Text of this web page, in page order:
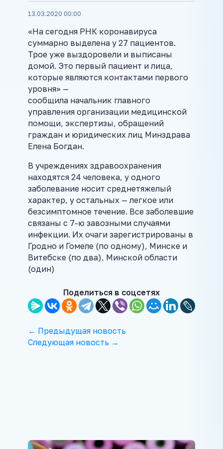
13.03.2020 00:00
«На сегодня РНК коронавируса
суммарно выделена у 27 пациентов.
Трое уже выздоровели и выписаны
домой. Это первый пациент и лица,
которые являются контактами первого
уровня» —
сообщила начальник главного
управления организации медицинской
помощи, экспертизы, обращений
граждан и юридических лиц Минздрава
Елена Богдан.
В учреждениях здравоохранения
находятся 24 человека, у одного
заболевание носит среднетяжелый
характер, у остальных — легкое или
безсимптомное течение. Все заболевшие
связаны с 7-ю завозными случаями
инфекции. Их очаги зарегистрированы в
Гродно и Гомеле (по одному), Минске и
Витебске (по два), Минской области
(один)
Поделиться в соцсетях
← Предыдущая новость
Следующая новость →